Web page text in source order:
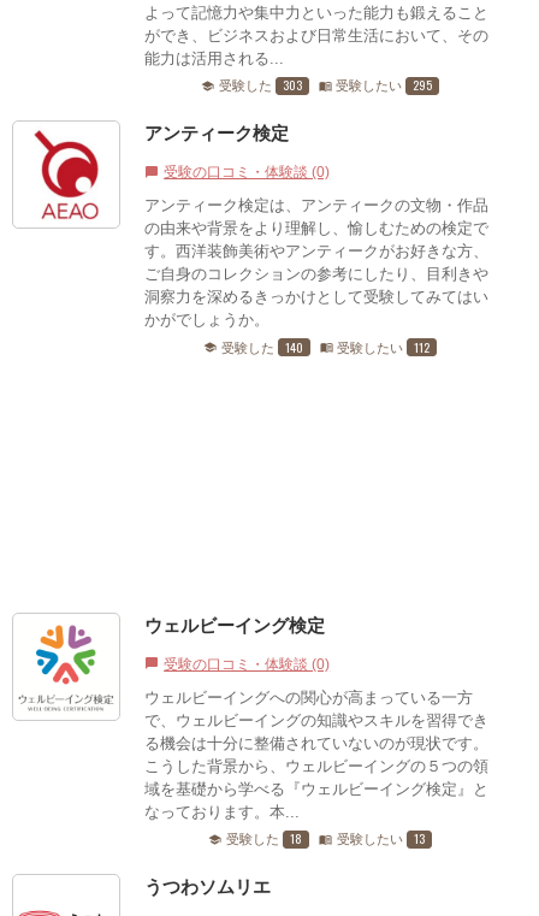
よって記憶力や集中力といった能力も鍛えること
ができ、ビジネスおよび日常生活において、その
能力は活用される...
school 受験した 303 menu_book 受験したい 295
アンティーク検定
chat_bubble 受験の口コミ・体験談 (0)
アンティーク検定は、アンティークの文物・作品
の由来や背景をより理解し、愉しむための検定で
す。西洋装飾美術やアンティークがお好きな方、
ご自身のコレクションの参考にしたり、目利きや
洞察力を深めるきっかけとして受験してみてはい
かがでしょうか。
school 受験した 140 menu_book 受験したい 112
ウェルビーイング検定
chat_bubble 受験の口コミ・体験談 (0)
ウェルビーイングへの関心が高まっている一方
で、ウェルビーイングの知識やスキルを習得でき
る機会は十分に整備されていないのが現状です。
こうした背景から、ウェルビーイングの５つの領
域を基礎から学べる『ウェルビーイング検定』と
なっております。本...
school 受験した 18 menu_book 受験したい 13
うつわソムリエ